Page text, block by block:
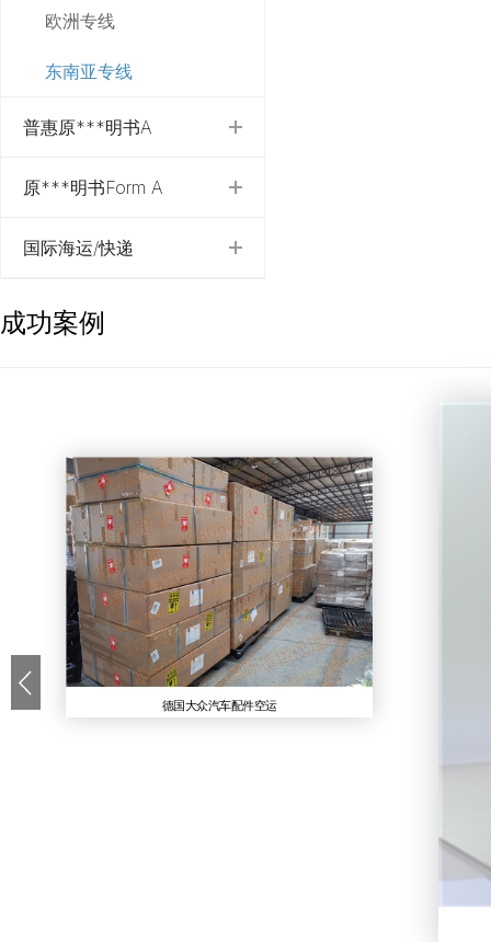
欧洲专线
东南亚专线
普惠原***明书A
原***明书Form A
国际海运/快递
成功案例
德国大众汽车配件空运